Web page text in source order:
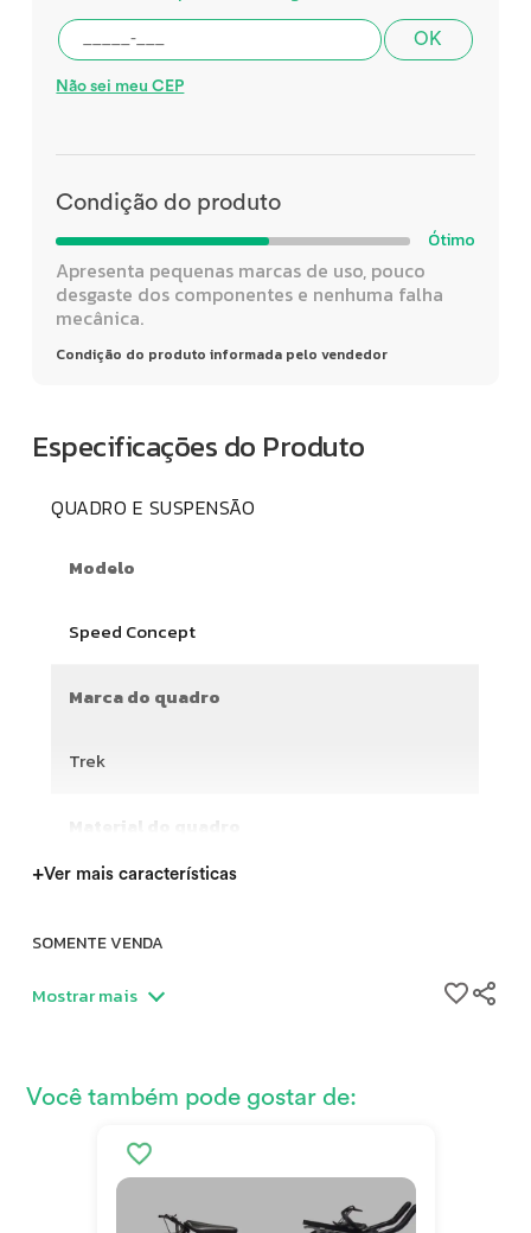
OK
Não sei meu CEP
Condição do produto
Ótimo
Apresenta pequenas marcas de uso, pouco
desgaste dos componentes e nenhuma falha
mecânica.
Condição do produto informada pelo vendedor
Especificações do Produto
QUADRO E SUSPENSÃO
Modelo
Speed Concept
Marca do quadro
Trek
+Ver mais características
SOMENTE VENDA
Trek Speed Concept 2025 tamanho S, com menos de 1 ano
Mostrar mais
Você também pode gostar de: